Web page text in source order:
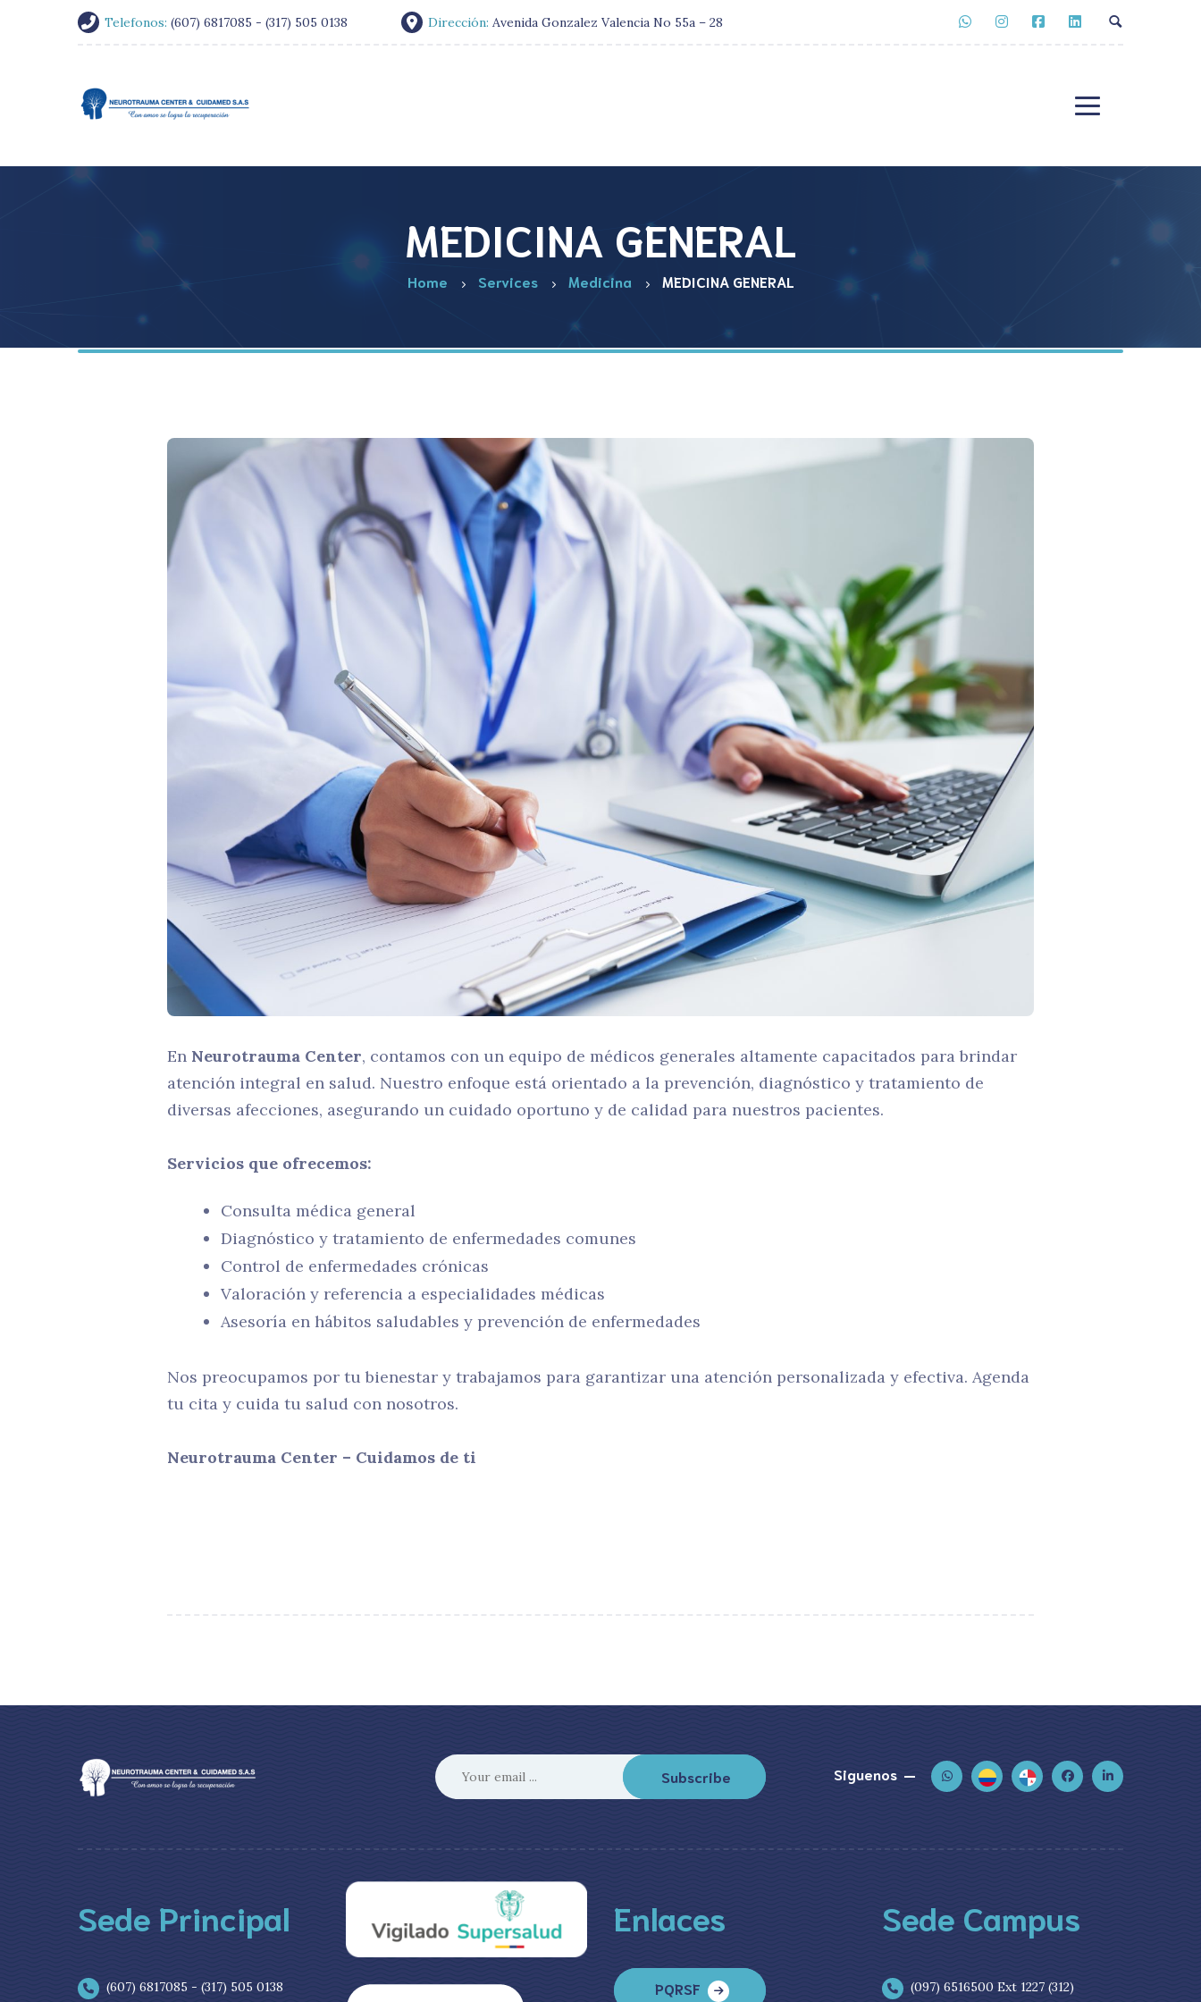
Telefonos: (607) 6817085 - (317) 505 0138 Dirección: Avenida Gonzalez Valencia No 55a – 28
MEDICINA GENERAL
Home Services Medicina MEDICINA GENERAL
En Neurotrauma Center, contamos con un equipo de médicos generales altamente capacitados para brindar
atención integral en salud. Nuestro enfoque está orientado a la prevención, diagnóstico y tratamiento de
diversas afecciones, asegurando un cuidado oportuno y de calidad para nuestros pacientes.
Servicios que ofrecemos:
Consulta médica general
Diagnóstico y tratamiento de enfermedades comunes
Control de enfermedades crónicas
Valoración y referencia a especialidades médicas
Asesoría en hábitos saludables y prevención de enfermedades
Nos preocupamos por tu bienestar y trabajamos para garantizar una atención personalizada y efectiva. Agenda
tu cita y cuida tu salud con nosotros.
Neurotrauma Center – Cuidamos de ti
Subscribe Siguenos
Sede Principal
(607) 6817085 - (317) 505 0138
Enlaces
PQRSF
Sede Campus
(097) 6516500 Ext 1227 (312)